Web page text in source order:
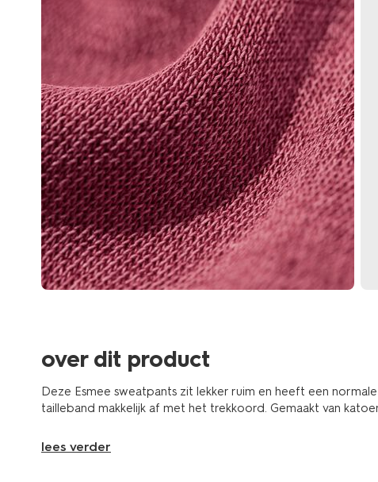
over dit product
Deze Esmee sweatpants zit lekker ruim en heeft een
tailleband makkelijk af met het trekkoord. Gemaakt van
lees verder